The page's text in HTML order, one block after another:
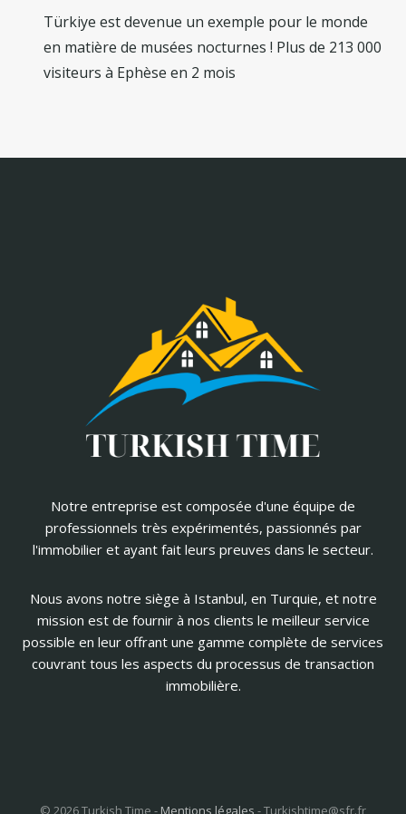
Türkiye est devenue un exemple pour le monde
en matière de musées nocturnes ! Plus de 213 000
visiteurs à Ephèse en 2 mois
Notre entreprise est composée d'une équipe de
professionnels très expérimentés, passionnés par
l'immobilier et ayant fait leurs preuves dans le secteur.
Nous avons notre siège à Istanbul, en Turquie, et notre
mission est de fournir à nos clients le meilleur service
possible en leur offrant une gamme complète de services
couvrant tous les aspects du processus de transaction
immobilière.
© 2026 Turkish Time - Mentions légales -Turkishtime@sfr.fr